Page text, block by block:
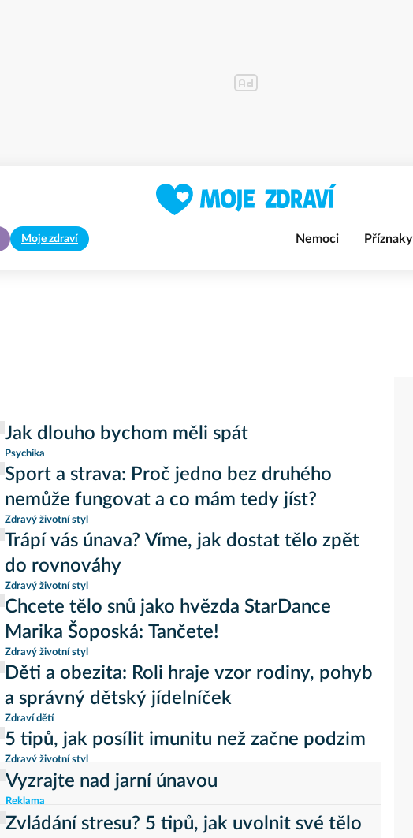
Moje zdraví Nemoci Příznaky
Jak dlouho bychom měli spát
Psychika
Sport a strava: Proč jedno bez druhého
nemůže fungovat a co mám tedy jíst?
Zdravý životní styl
Trápí vás únava? Víme, jak dostat tělo zpět
do rovnováhy
Zdravý životní styl
Chcete tělo snů jako hvězda StarDance
Marika Šoposká: Tančete!
Zdravý životní styl
Děti a obezita: Roli hraje vzor rodiny, pohyb
a správný dětský jídelníček
Zdraví dětí
5 tipů, jak posílit imunitu než začne podzim
Zdravý životní styl
Vyzrajte nad jarní únavou
Reklama
Zvládání stresu? 5 tipů, jak uvolnit své tělo